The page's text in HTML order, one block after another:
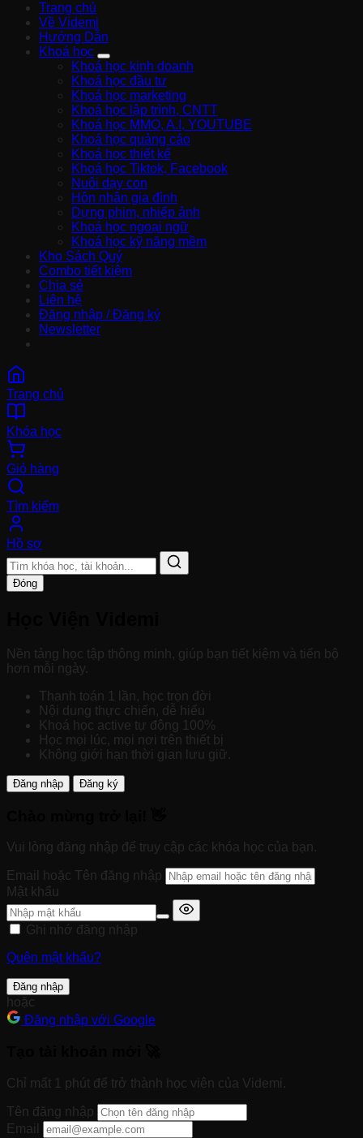
Trang chủ
Về Videmi
Hướng Dẫn
Khoá học
Khoá học kinh doanh
Khoá học đầu tư
Khoá học marketing
Khoá học lập trình, CNTT
Khoá học MMO, A.I, YOUTUBE
Khoá học quảng cáo
Khoá học thiết kế
Khoá học Tiktok, Facebook
Nuôi dạy con
Hôn nhân gia đình
Dựng phim, nhiếp ảnh
Khoá học ngoại ngữ
Khoá học kỹ năng mềm
Kho Sách Quý
Combo tiết kiệm
Chia sẻ
Liên hệ
Đăng nhập / Đăng ký
Newsletter
Trang chủ
Khóa học
Giỏ hàng
Tìm kiếm
Hồ sơ
Đóng
Nền tảng học tập thông minh, giúp bạn tiết kiệm và tiến bộ
hơn mỗi ngày.
Thanh toán 1 lần, học trọn đời
Nội dung thực chiến, dễ hiểu
Khoá học active tự động 100%
Học mọi lúc, mọi nơi trên thiết bị
Không giới hạn thời gian lưu giữ.
Đăng nhập Đăng ký
Vui lòng đăng nhập để truy cập các khóa học của bạn.
Email hoặc Tên đăng nhập
Mật khẩu
Ghi nhớ đăng nhập
Quên mật khẩu?
Đăng nhập
hoặc
Đăng nhập với Google
Chỉ mất 1 phút để trở thành học viên của Videmi.
Tên đăng nhập
Email